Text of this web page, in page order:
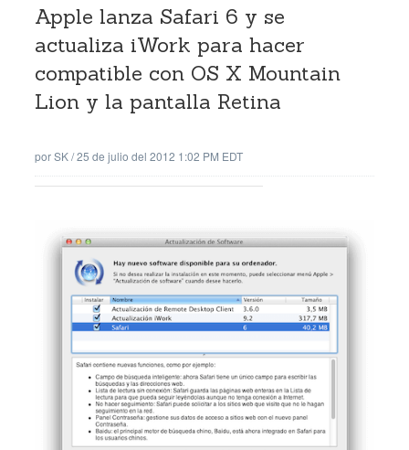
Apple lanza Safari 6 y se
actualiza iWork para hacer
compatible con OS X Mountain
Lion y la pantalla Retina
porSK/25 de julio del 2012 1:02 PM EDT